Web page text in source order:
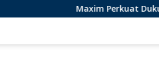
Maxim Perkuat Dukungan